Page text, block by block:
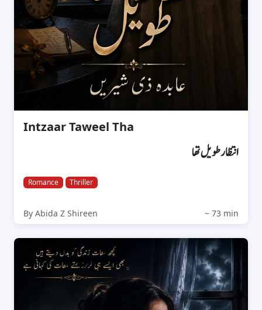
Intzaar Taweel Tha
انتظار طویل تھا
Romance Thriller
By Abida Z Shireen ~ 73 min